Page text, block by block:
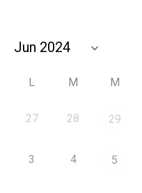
L M M
27 28 29
3 4 5